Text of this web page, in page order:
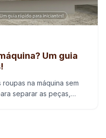
Um guia
na máquina sem
separar as peças,